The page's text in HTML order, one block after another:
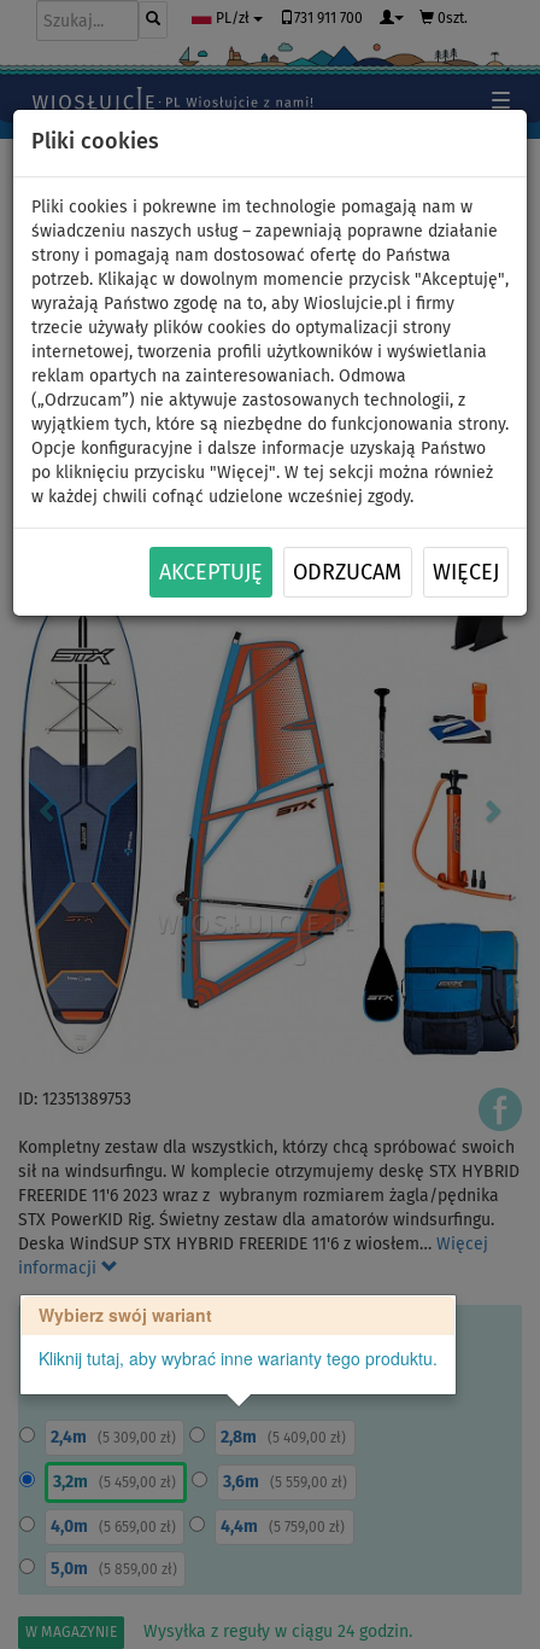
Pliki cookies
Pliki cookies i pokrewne im technologie pomagają nam w
świadczeniu naszych usług – zapewniają poprawne działanie
strony i pomagają nam dostosować ofertę do Państwa
potrzeb. Klikając w dowolnym momencie przycisk "Akceptuję",
wyrażają Państwo zgodę na to, aby Wioslujcie.pl i firmy
trzecie używały plików cookies do optymalizacji strony
internetowej, tworzenia profili użytkowników i wyświetlania
reklam opartych na zainteresowaniach. Odmowa
(„Odrzucam”) nie aktywuje zastosowanych technologii, z
wyjątkiem tych, które są niezbędne do funkcjonowania strony.
Opcje konfiguracyjne i dalsze informacje uzyskają Państwo
po kliknięciu przycisku "Więcej". W tej sekcji można również
w każdej chwili cofnąć udzielone wcześniej zgody.
AKCEPTUJĘ ODRZUCAM WIĘCEJ
PL/zł 731 911 700 0szt.
Komplet WindSUP STX Hybrid
FREERIDE 11’6” 2023 + pędnik
STX PowerKID - powierzchnia:
3,2m
DO
-7 %
NASZ
WYBÓR
WIOSŁO W
ZESTAWIE
DO
130 kg
OPCJA
ŻAGLA
Next
ID: 12351389753
Kompletny zestaw dla wszystkich, którzy chcą spróbować swoich
sił na windsurfingu. W komplecie otrzymujemy deskę STX HYBRID
FREERIDE 11'6 2023 wraz z wybranym rozmiarem żagla/pędnika
STX PowerKID Rig. Świetny zestaw dla amatorów windsurfingu.
Deska WindSUP STX HYBRID FREERIDE 11'6 z wiosłem… Więcej
informacji
Wybierz swój wariant
Kliknij tutaj, aby wybrać inne warianty tego produktu.
2,4m ( 5 309,00 zł) 2,8m ( 5 409,00 zł)
3,2m ( 5 459,00 zł) 3,6m ( 5 559,00 zł)
4,0m ( 5 659,00 zł) 4,4m ( 5 759,00 zł)
5,0m ( 5 859,00 zł)
W MAGAZYNIE Wysyłka z reguły w ciągu 24 godzin.